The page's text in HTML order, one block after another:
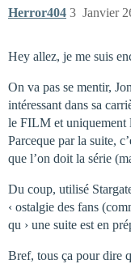
Herror404 Janvier
3
Hey allez, je me suis
On va pas se mentir,
intéressant dans sa
le FILM et uniquement
Parceque par la suite,
que l’on doit la série
Du coup, utilisé
‹ ostalgie des fans
qu › une suite est en
Bref, tous ça pour dire